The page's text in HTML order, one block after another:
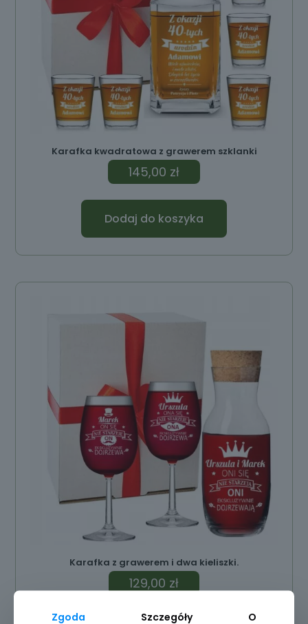
Karafka kwadratowa z grawerem szklanki
145,00 zł
Dodaj do koszyka
Karafka z grawerem i dwa kieliszki.
129,00 zł
Zgoda Szczegóły O